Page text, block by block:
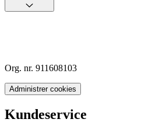
Org. nr. 911608103
Administrer cookies
Kundeservice